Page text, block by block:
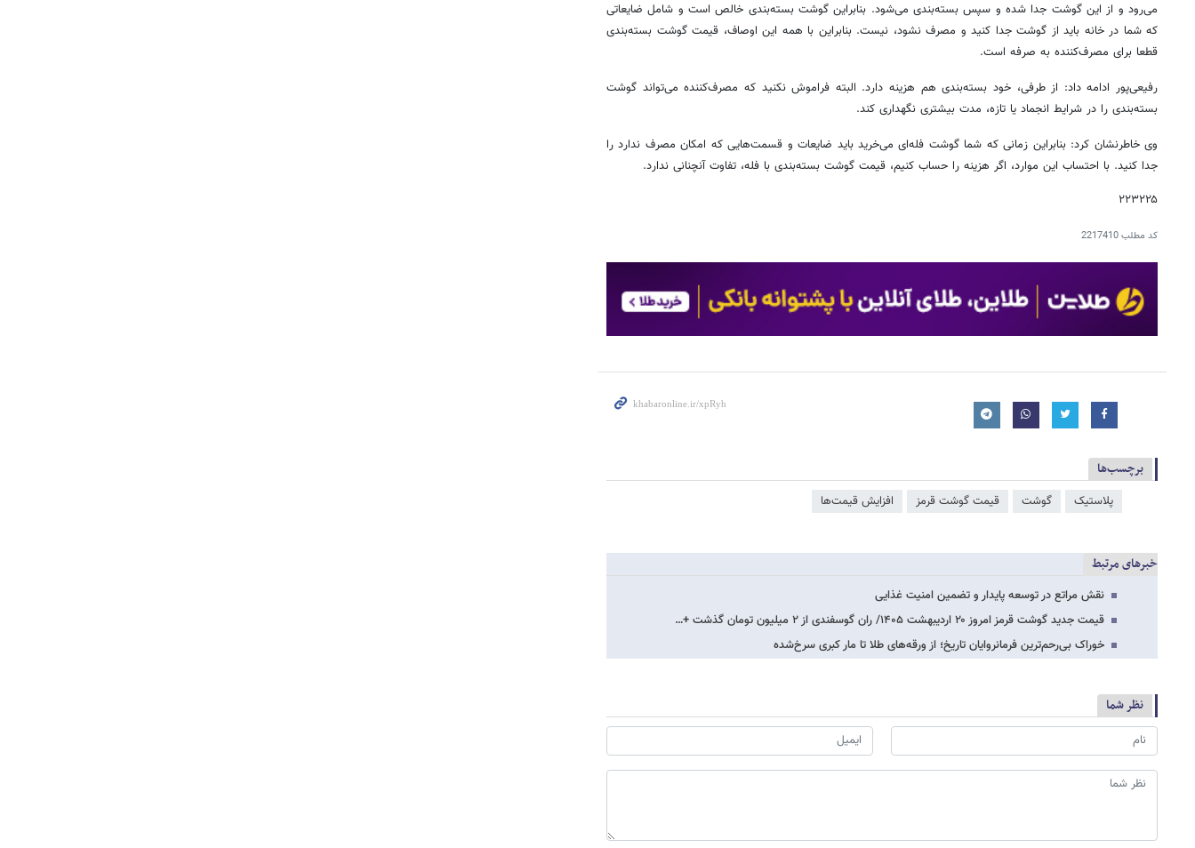
می‌رود و از این گوشت جدا شده و سپس بسته‌بندی می‌شود. بنابراین گوشت بسته‌بندی خالص است و شامل ضایعاتی
که شما در خانه باید از گوشت جدا کنید و مصرف نشود، نیست. بنابراین با همه این اوصاف، قیمت گوشت بسته‌بندی
قطعا برای مصرف‌کننده به صرفه است.
رفیعی‌پور ادامه داد: از طرفی، خود بسته‌بندی هم هزینه دارد. البته فراموش نکنید که مصرف‌کننده می‌تواند گوشت
بسته‌بندی را در شرایط انجماد یا تازه، مدت بیشتری نگهداری کند.
وی خاطرنشان کرد: بنابراین زمانی که شما گوشت فله‌ای می‌خرید باید ضایعات و قسمت‌هایی که امکان مصرف ندارد را
جدا کنید. با احتساب این موارد، اگر هزینه را حساب کنیم، قیمت گوشت بسته‌بندی با فله، تفاوت آنچنانی ندارد.
۲۲۳۲۲۵
کد مطلب2217410
برچسب‌ها
پلاستیک گوشت قیمت گوشت قرمز افزایش قیمت‌ها
خبرهای مرتبط
نقش مراتع در توسعه پایدار و تضمین امنیت غذایی
قیمت جدید گوشت قرمز امروز ۲۰ اردیبهشت ۱۴۰۵/ ران گوسفندی از ۲ میلیون تومان گذشت +…
خوراک بی‌رحم‌ترین فرمانروایان تاریخ؛ از ورقه‌های طلا تا مار کبری سرخ‌شده
نظر شما